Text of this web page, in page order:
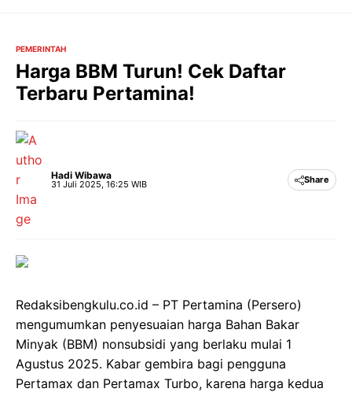
PEMERINTAH
Harga BBM Turun! Cek Daftar
Terbaru Pertamina!
Hadi Wibawa
31 Juli 2025, 16:25 WIB Share
Redaksibengkulu.co.id – PT Pertamina (Persero)
mengumumkan penyesuaian harga Bahan Bakar
Minyak (BBM) nonsubsidi yang berlaku mulai 1
Agustus 2025. Kabar gembira bagi pengguna
Pertamax dan Pertamax Turbo, karena harga kedua